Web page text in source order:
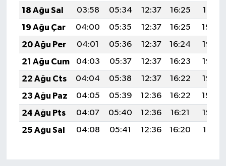
18 Ağu Sal
03:58 05:34 12:37 16:25
19:31
19 Ağu Çar
04:00 05:35 12:37 16:25
19:30
20 Ağu Per
04:01 05:36 12:37 16:24
19:28
21 Ağu Cum
04:03 05:37 12:37 16:23
19:27
22 Ağu Cts
04:04 05:38 12:37 16:22
19:25
23 Ağu Paz
04:05 05:39 12:36 16:22
19:24
24 Ağu Pts
04:07 05:40 12:36 16:21
19:22
25 Ağu Sal
04:08 05:41 12:36 16:20 19:21
TANITIM
HABERDE İNSAN